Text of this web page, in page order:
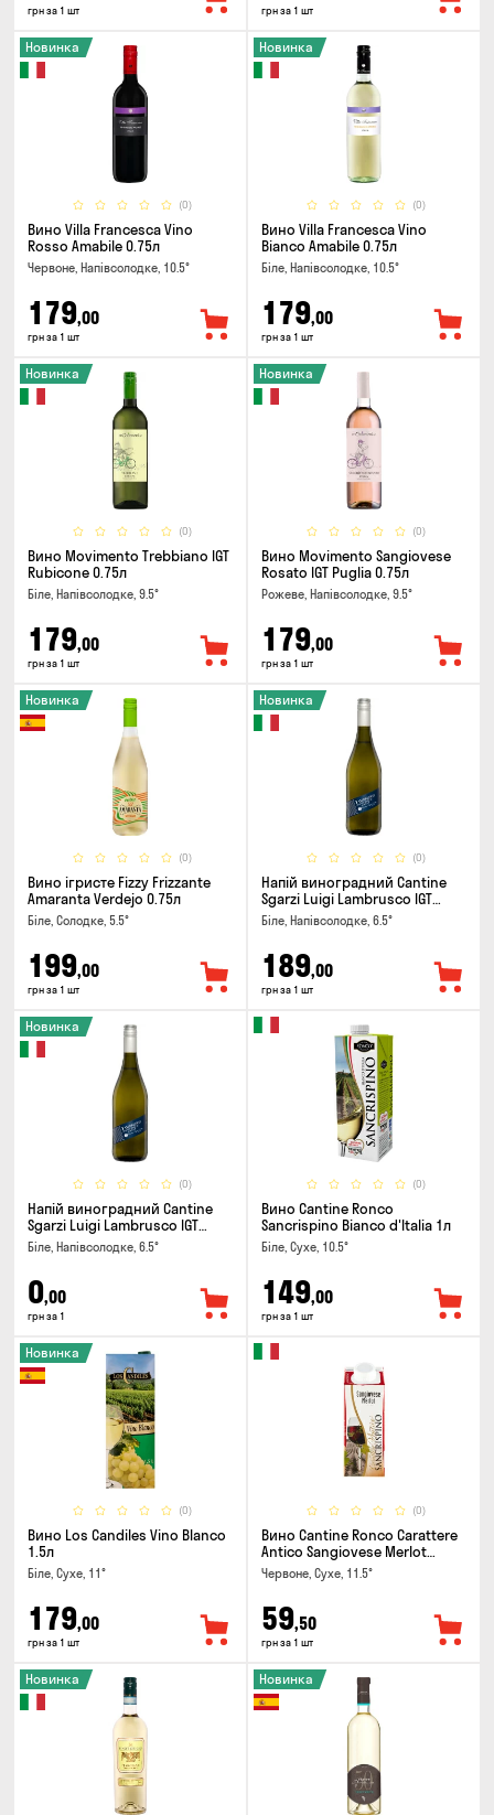
грн за 1 шт грн за 1 шт
(0)
Новинка
Вино Villa Francesca Vino
Rosso Amabile 0.75л
Червоне, Напівсолодке, 10.5°
179,00
грн за 1 шт
(0)
Новинка
Вино Villa Francesca Vino
Bianco Amabile 0.75л
Біле, Напівсолодке, 10.5°
179,00
грн за 1 шт
(0)
Новинка
Вино Movimento Trebbiano IGT
Rubicone 0.75л
Біле, Напівсолодке, 9.5°
179,00
грн за 1 шт
(0)
Новинка
Вино Movimento Sangiovese
Rosato IGT Puglia 0.75л
Рожеве, Напівсолодке, 9.5°
179,00
грн за 1 шт
(0)
Новинка
Вино ігристе Fizzy Frizzante
Amaranta Verdejo 0.75л
Біле, Солодке, 5.5°
199,00
грн за 1 шт
(0)
Новинка
Напій виноградний Cantine
Sgarzi Luigi Lambrusco IGT
Emilia Bianca Frizziante 0.75л
Біле, Напівсолодке, 6.5°
189,00
грн за 1 шт
(0)
Новинка
Напій виноградний Cantine
Sgarzi Luigi Lambrusco IGT
Emilia Bianca Frizziante 0.75л
Біле, Напівсолодке, 6.5°
0,00
грн за 1
(0)
Вино Cantine Ronco
Sancrispino Bianco d'Italia 1л
Біле, Сухе, 10.5°
149,00
грн за 1 шт
(0)
Новинка
Вино Los Candiles Vino Blanco
1.5л
Біле, Сухе, 11°
179,00
грн за 1 шт
(0)
Вино Cantine Ronco Carattere
Antico Sangiovese Merlot
Rubicone IGT 0.25л
Червоне, Сухе, 11.5°
59,50
грн за 1 шт
Новинка Новинка